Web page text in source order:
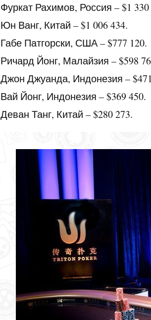
Фуркат Рахимов, Россия – $1 330
Юн Ванг, Китай – $1 006 434.
Габе Патгорски, США – $777 120.
Ричард Йонг, Малайзия – $598
Джон Джуанда, Индонезия –
Вай Йонг, Индонезия – $369 450.
Деван Танг, Китай – $280 273.